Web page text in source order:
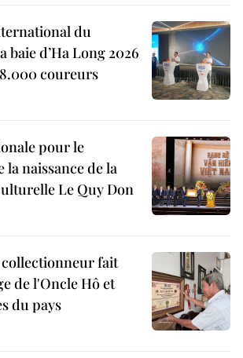
du
baie d’Ha Long 2026
coureurs
pour le
naissance de la
Le Quy Don
collectionneur fait
de l'Oncle Hô et
du pays